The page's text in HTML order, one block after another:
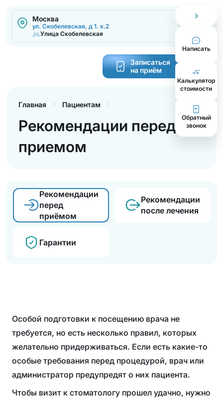
Москва
ул. Скобелевская, д 1. к.2
Улица Скобелевская
Записаться
на приём
Главная Пациентам
Рекомендации перед
приемом
Рекомендации
перед
приёмом
Рекомендации
после лечения
Гарантии
Особой подготовки к посещению врача не
требуется, но есть несколько правил, которых
желательно придерживаться. Если есть какие-то
особые требования перед процедурой, врач или
администратор предупредят о них пациента.
Чтобы визит к стоматологу прошел удачно, нужно
Написать
Калькулятор
cтоимости
Обратный
звонок